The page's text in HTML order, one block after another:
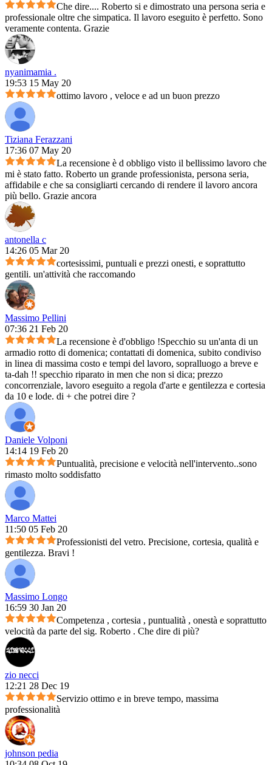
Che dire.... Roberto si e dimostrato una persona seria e
professionale oltre che simpatica. Il lavoro eseguito è perfetto. Sono
veramente contenta. Grazie
nyanimamia .
19:53 15 May 20
ottimo lavoro , veloce e ad un buon prezzo
Tiziana Ferazzani
17:36 07 May 20
La recensione è d obbligo visto il bellissimo lavoro che
mi è stato fatto. Roberto un grande professionista, persona seria,
affidabile e che sa consigliarti cercando di rendere il lavoro ancora
più bello. Grazie ancora
antonella c
14:26 05 Mar 20
cortesissimi, puntuali e prezzi onesti, e soprattutto
gentili. un'attività che raccomando
Massimo Pellini
07:36 21 Feb 20
La recensione è d'obbligo !Specchio su un'anta di un
armadio rotto di domenica; contattati di domenica, subito condiviso
in linea di massima costo e tempi del lavoro, sopralluogo a breve e
ta-dah !! specchio riparato in men che non si dica; prezzo
concorrenziale, lavoro eseguito a regola d'arte e gentilezza e cortesia
da 10 e lode. di + che potrei dire ?
Daniele Volponi
14:14 19 Feb 20
Puntualità, precisione e velocità nell'intervento..sono
rimasto molto soddisfatto
Marco Mattei
11:50 05 Feb 20
Professionisti del vetro. Precisione, cortesia, qualità e
gentilezza. Bravi !
Massimo Longo
16:59 30 Jan 20
Competenza , cortesia , puntualità , onestà e soprattutto
velocità da parte del sig. Roberto . Che dire di più?
zio necci
12:21 28 Dec 19
Servizio ottimo e in breve tempo, massima
professionalità
johnson pedia